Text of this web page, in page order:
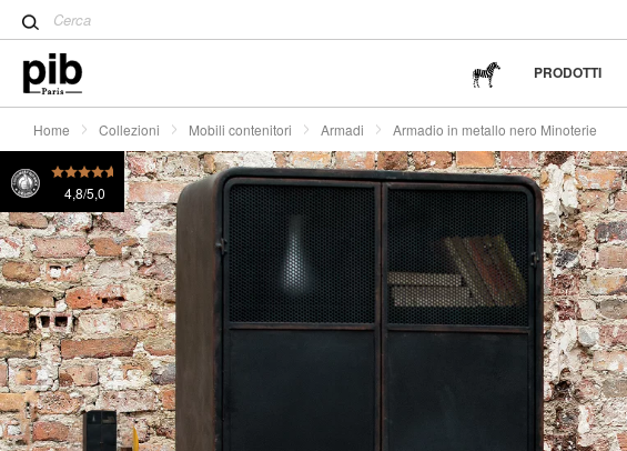
Wabi-Sabi: l'arte di trovare la bellezza nella
PRODOTTI
Home Collezioni Mobili contenitori Armadi Armadio in metallo nero Minoterie
4,8/5,0